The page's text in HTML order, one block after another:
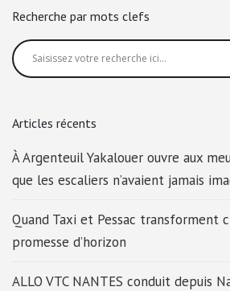
Recherche par mots clefs
Articles récents
À Argenteuil Yakalouer ouvre aux
que les escaliers n’avaient jamais
Quand Taxi et Pessac transforment
promesse d’horizon
ALLO VTC NANTES conduit depuis